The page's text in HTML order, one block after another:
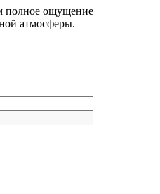
полное ощущение
атмосферы.